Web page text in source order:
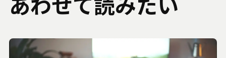
あわせて読みたい